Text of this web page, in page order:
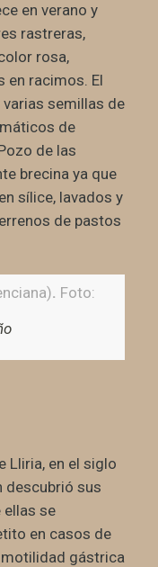
en verano y
rastreras,
rosa,
en racimos. El
semillas de
de
de las
brecina ya que
sílice, lavados y
de pastos
. Foto:
Lliria, en el siglo
descubrió sus
ellas se
en casos de
motilidad gástrica